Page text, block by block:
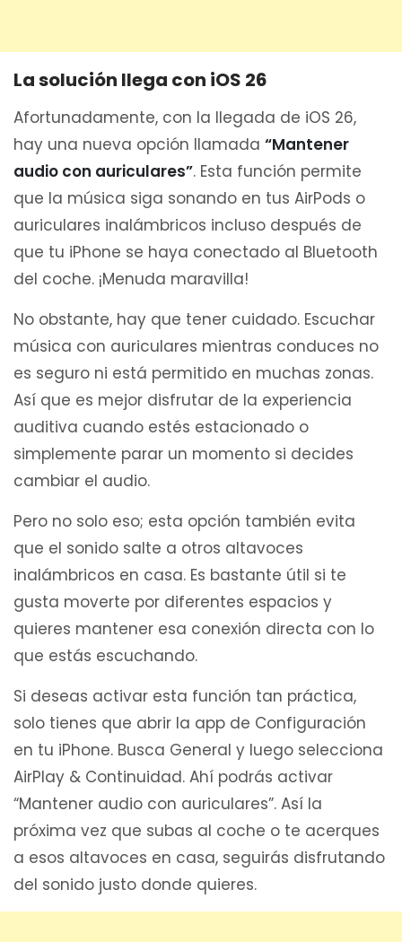
La solución llega con iOS 26
Afortunadamente, con la llegada de iOS 26,
hay una nueva opción llamada “Mantener
audio con auriculares”. Esta función permite
que la música siga sonando en tus AirPods o
auriculares inalámbricos incluso después de
que tu iPhone se haya conectado al Bluetooth
del coche. ¡Menuda maravilla!
No obstante, hay que tener cuidado. Escuchar
música con auriculares mientras conduces no
es seguro ni está permitido en muchas zonas.
Así que es mejor disfrutar de la experiencia
auditiva cuando estés estacionado o
simplemente parar un momento si decides
cambiar el audio.
Pero no solo eso; esta opción también evita
que el sonido salte a otros altavoces
inalámbricos en casa. Es bastante útil si te
gusta moverte por diferentes espacios y
quieres mantener esa conexión directa con lo
que estás escuchando.
Si deseas activar esta función tan práctica,
solo tienes que abrir la app de Configuración
en tu iPhone. Busca General y luego selecciona
AirPlay & Continuidad. Ahí podrás activar
“Mantener audio con auriculares”. Así la
próxima vez que subas al coche o te acerques
a esos altavoces en casa, seguirás disfrutando
del sonido justo donde quieres.